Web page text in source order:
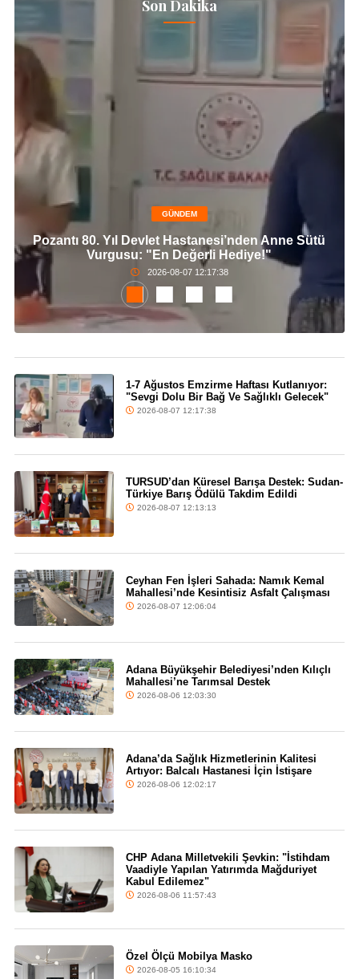
Son Dakika
GÜNDEM
Pozantı 80. Yıl Devlet Hastanesi’nden Anne Sütü
Vurgusu: "En Değerli Hediye!"
2026-08-07 12:17:38
1-7 Ağustos Emzirme Haftası Kutlanıyor:
"Sevgi Dolu Bir Bağ Ve Sağlıklı Gelecek"
2026-08-07 12:17:38
TURSUD’dan Küresel Barışa Destek: Sudan-
Türkiye Barış Ödülü Takdim Edildi
2026-08-07 12:13:13
Ceyhan Fen İşleri Sahada: Namık Kemal
Mahallesi’nde Kesintisiz Asfalt Çalışması
2026-08-07 12:06:04
Adana Büyükşehir Belediyesi’nden Kılıçlı
Mahallesi’ne Tarımsal Destek
2026-08-06 12:03:30
Adana’da Sağlık Hizmetlerinin Kalitesi
Artıyor: Balcalı Hastanesi İçin İstişare
2026-08-06 12:02:17
CHP Adana Milletvekili Şevkin: "İstihdam
Vaadiyle Yapılan Yatırımda Mağduriyet
Kabul Edilemez"
2026-08-06 11:57:43
Özel Ölçü Mobilya Masko
2026-08-05 16:10:34